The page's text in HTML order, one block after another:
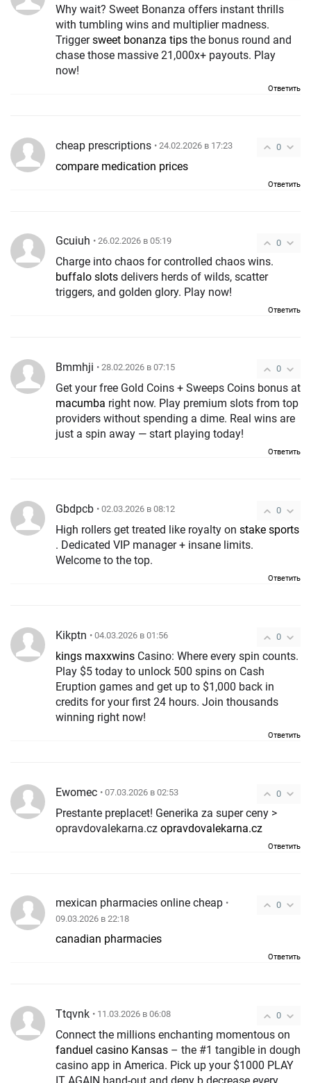
Why wait? Sweet Bonanza offers instant thrills
with tumbling wins and multiplier madness.
Triggersweet bonanza tips the bonus round and
chase those massive 21,000x+ payouts. Play
now!
Ответить
0
cheap prescriptions • 24.02.2026 в 17:23
compare medication prices
Ответить
0
Gcuiuh • 26.02.2026 в 05:19
Charge into chaos for controlled chaos wins.
buffalo slots delivers herds of wilds, scatter
triggers, and golden glory. Play now!
Ответить
0
Bmmhji • 28.02.2026 в 07:15
Get your free Gold Coins + Sweeps Coins bonus at
macumba right now. Play premium slots from top
providers without spending a dime. Real wins are
just a spin away — start playing today!
Ответить
0
Gbdpcb • 02.03.2026 в 08:12
High rollers get treated like royalty on stake sports
. Dedicated VIP manager + insane limits.
Welcome to the top.
Ответить
0
Kikptn • 04.03.2026 в 01:56
kings maxxwins Casino: Where every spin counts.
Play $5 today to unlock 500 spins on Cash
Eruption games and get up to $1,000 back in
credits for your first 24 hours. Join thousands
winning right now!
Ответить
0
Ewomec • 07.03.2026 в 02:53
Prestante preplacet! Generika za super ceny >
opravdovalekarna.cz opravdovalekarna.cz
Ответить
0
mexican pharmacies online cheap •
09.03.2026 в 22:18
canadian pharmacies
Ответить
0
Ttqvnk • 11.03.2026 в 06:08
Connect the millions enchanting momentous on
fanduel casino Kansas
casino app in America. Pick up your $1000 PLAY